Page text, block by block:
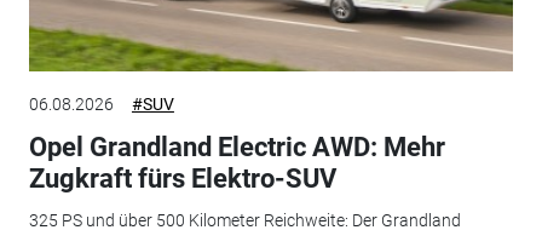
06.08.2026 #SUV
Opel Grandland Electric AWD: Mehr
Zugkraft fürs Elektro-SUV
325 PS und über 500 Kilometer Reichweite: Der Grandland